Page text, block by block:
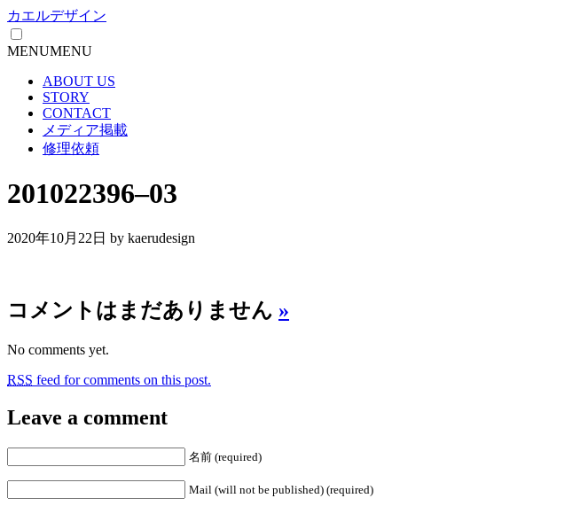
カエルデザイン
MENUMENU
ABOUT US
STORY
CONTACT
メディア掲載
修理依頼
201022396–03
2020年10月22日 by kaerudesign
コメントはまだありません »
No comments yet.
RSS feed for comments on this post.
Leave a comment
名前 (required)
Mail (will not be published) (required)